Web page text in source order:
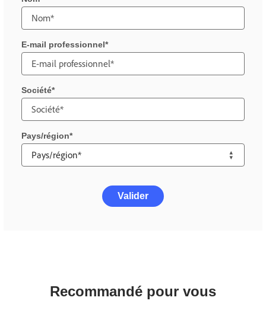
E-mail professionnel
Société
Pays/région
Valider
Recommandé pour vous